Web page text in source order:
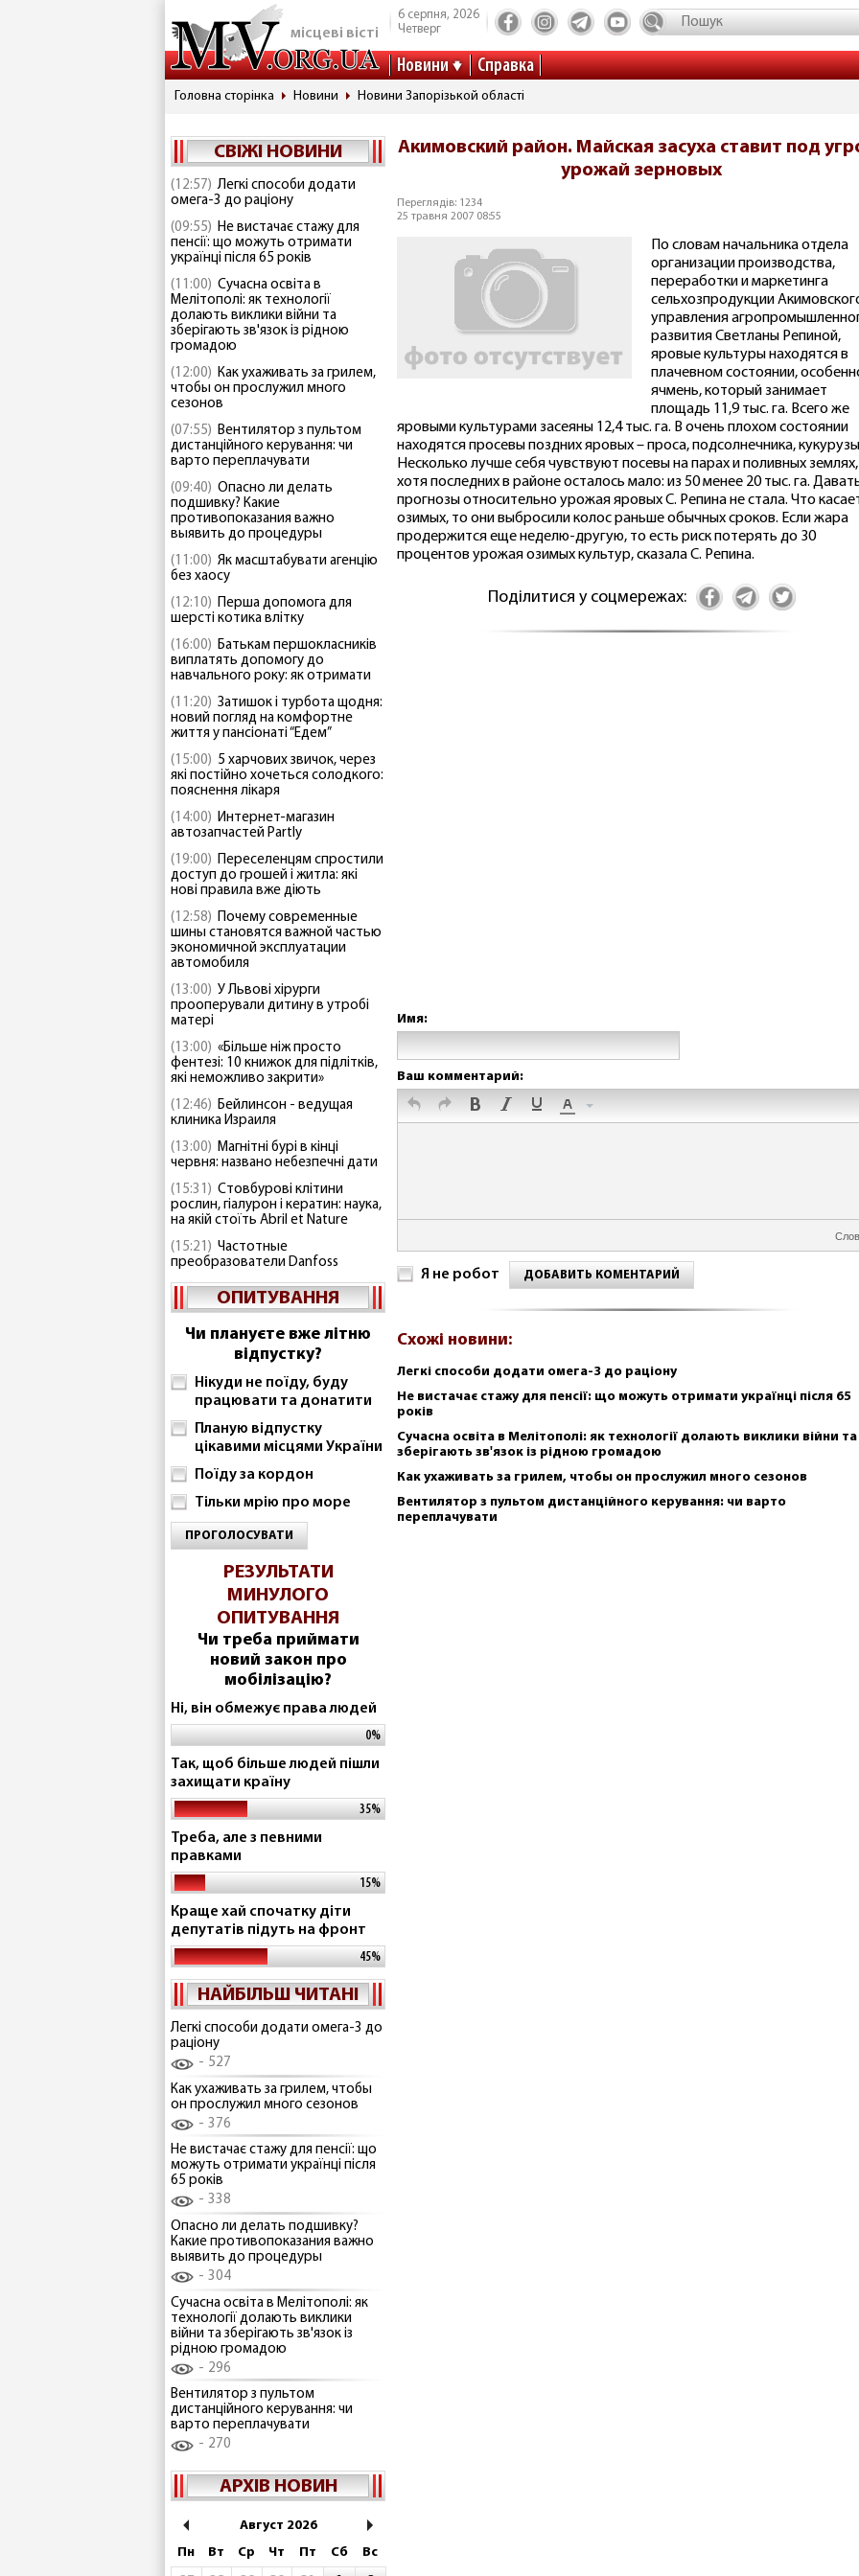
місцеві вісті
6 серпня, 2026
Четверг
Новини Справка
Головна сторінка Новини Новини Запорізькой області
СВІЖІ НОВИНИ
(12:57) Легкі способи додати
омега-3 до раціону
(09:55) Не вистачає стажу для
пенсії: що можуть отримати
українці після 65 років
(11:00) Сучасна освіта в
Мелітополі: як технології
долають виклики війни та
зберігають зв'язок із рідною
громадою
(12:00) Как ухаживать за грилем,
чтобы он прослужил много
сезонов
(07:55) Вентилятор з пультом
дистанційного керування: чи
варто переплачувати
(09:40) Опасно ли делать
подшивку? Какие
противопоказания важно
выявить до процедуры
(11:00) Як масштабувати агенцію
без хаосу
(12:10) Перша допомога для
шерсті котика влітку
(16:00) Батькам першокласників
виплатять допомогу до
навчального року: як отримати
(11:20) Затишок і турбота щодня:
новий погляд на комфортне
життя у пансіонаті “Едем”
(15:00) 5 харчових звичок, через
які постійно хочеться солодкого:
пояснення лікаря
(14:00) Интернет-магазин
автозапчастей Partly
(19:00) Переселенцям спростили
доступ до грошей і житла: які
нові правила вже діють
(12:58) Почему современные
шины становятся важной частью
экономичной эксплуатации
автомобиля
(13:00) У Львові хірурги
прооперували дитину в утробі
матері
(13:00) «Більше ніж просто
фентезі: 10 книжок для підлітків,
які неможливо закрити»
(12:46) Бейлинсон - ведущая
клиника Израиля
(13:00) Магнітні бурі в кінці
червня: названо небезпечні дати
(15:31) Стовбурові клітини
рослин, гіалурон і кератин: наука,
на якій стоїть Abril et Nature
(15:21) Частотные
преобразователи Danfoss
ОПИТУВАННЯ
Чи плануєте вже літню
відпустку?
Нікуди не поїду, буду
працювати та донатити
Планую відпустку
цікавими місцями України
Поїду за кордон
Тільки мрію про море
ПРОГОЛОСУВАТИ
РЕЗУЛЬТАТИ
МИНУЛОГО
ОПИТУВАННЯ
Чи треба приймати
новий закон про
мобілізацію?
Ні, він обмежує права людей
0%
Так, щоб більше людей пішли
захищати країну
35%
Треба, але з певними
правками
15%
Краще хай спочатку діти
депутатів підуть на фронт
45%
НАЙБІЛЬШ ЧИТАНІ
Легкі способи додати омега-3 до
раціону
527
Как ухаживать за грилем, чтобы
он прослужил много сезонов
376
Не вистачає стажу для пенсії: що
можуть отримати українці після
65 років
338
Опасно ли делать подшивку?
Какие противопоказания важно
выявить до процедуры
304
Сучасна освіта в Мелітополі: як
технології долають виклики
війни та зберігають зв'язок із
рідною громадою
296
Вентилятор з пультом
дистанційного керування: чи
варто переплачувати
270
АРХІВ НОВИН
Август 2026
Пн
Вт Ср Чт Пт Сб
Вс
Акимовский район. Майская засуха ставит под
урожай зерновых
Переглядів: 1234
25 травня 2007 08:55
По словам начальника отдела
организации производства,
переработки и маркетинга
сельхозпродукции
управления
развития Светланы Репиной,
яровые культуры находятся в
плачевном состоянии,
ячмень, который занимает
площадь 11,9 тыс. га. Всего же
яровыми культурами засеяны 12,4 тыс. га. В очень плохом состоянии
находятся просевы поздних яровых – проса, подсолнечника,
Несколько лучше себя чувствуют посевы на парах и поливных землях,
хотя последних в районе осталось мало: из 50 менее 20 тыс. га.
прогнозы относительно урожая яровых С. Репина не стала. Что
озимых, то они выбросили колос раньше обычных сроков. Если жара
продержится еще неделю-другую, то есть риск потерять до 30
процентов урожая озимых культур, сказала С. Репина.
Поділитися у соцмережах:
Имя:
Ваш комментарий:
Я не робот ДОБАВИТЬ КОМЕНТАРИЙ
Схожі новини:
Легкі способи додати омега-3 до раціону
Не вистачає стажу для пенсії: що можуть отримати українці після 65
років
Сучасна освіта в Мелітополі: як технології долають виклики війни та
зберігають зв'язок із рідною громадою
Как ухаживать за грилем, чтобы он прослужил много сезонов
Вентилятор з пультом дистанційного керування: чи варто
переплачувати